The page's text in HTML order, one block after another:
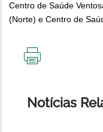
Centro de Saúde
(Norte) e Centro de
Notícias